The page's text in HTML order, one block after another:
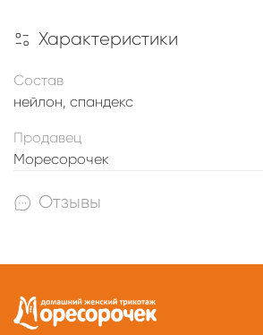
Характеристики
Состав
нейлон, спандекс
Продавец
Моресорочек
Отзывы